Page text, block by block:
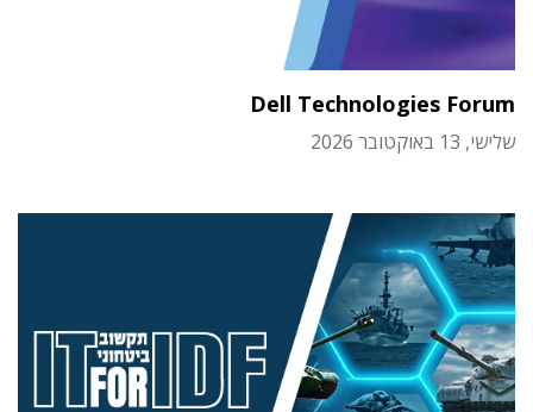
Dell Technologies Forum
שלישי, 13 באוקטובר 2026